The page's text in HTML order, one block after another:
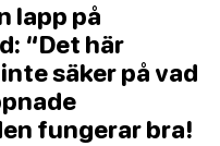
lapp på
“Det här
säker på vad
fungerar bra!